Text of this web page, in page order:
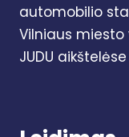
automobilio
Vilniaus miesto
JUDU